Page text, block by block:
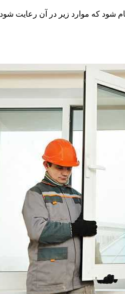
شود که موارد زیر در آن رعایت